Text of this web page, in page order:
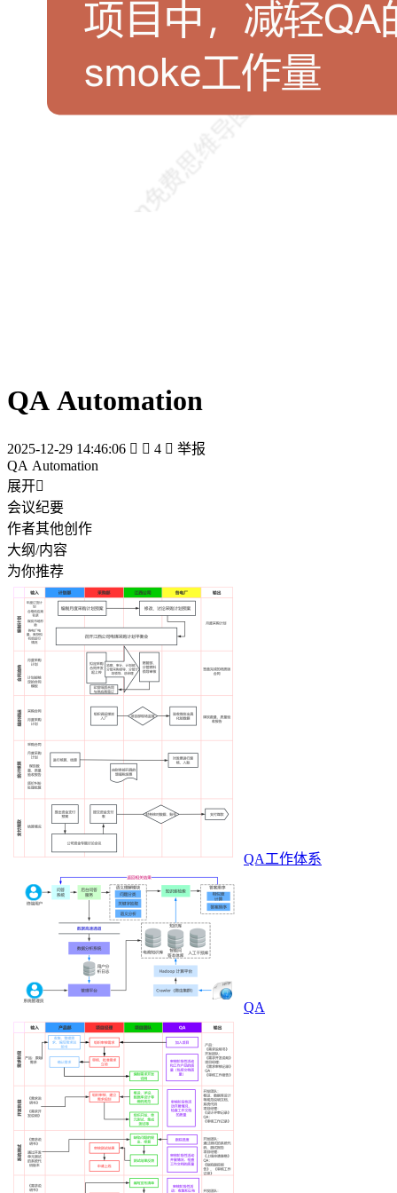
QA Automation
2025-12-29 14:46:06   4  举报
QA Automation
展开
会议纪要
作者其他创作
大纲/内容
为你推荐
QA工作体系
QA